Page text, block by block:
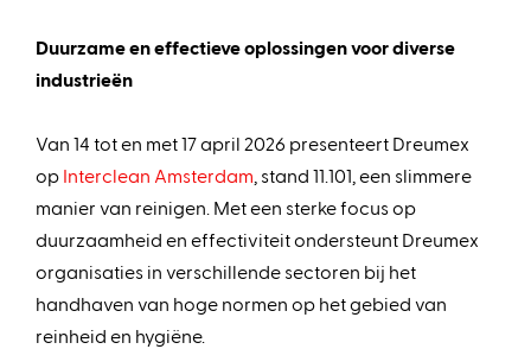
Duurzame en effectieve oplossingen voor diverse
industrieën
Van 14 tot en met 17 april 2026 presenteert Dreumex
op Interclean Amsterdam , stand 11.101, een slimmere
manier van reinigen. Met een sterke focus op
duurzaamheid en effectiviteit ondersteunt Dreumex
organisaties in verschillende sectoren bij het
handhaven van hoge normen op het gebied van
reinheid en hygiëne.